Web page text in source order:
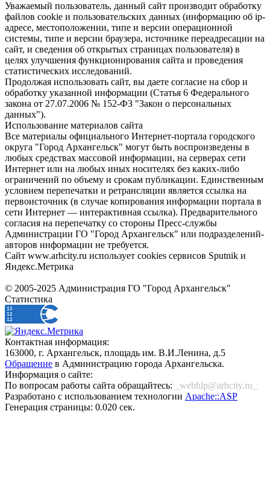
Уважаемый пользователь, данный сайт производит обработку
файлов cookie и пользовательских данных (информацию об ip-
адресе, местоположении, типе и версии операционной
системы, типе и версии браузера, источнике переадресации на
сайт, и сведения об открытых страницах пользователя) в
целях улучшения функционирования сайта и проведения
статистических исследований.
Продолжая использовать сайт, вы даете согласие на сбор и
обработку указанной информации (Статья 6 Федерального
закона от 27.07.2006 № 152-ФЗ "Закон о персональных
данных").
Использование материалов сайта
Все материалы официального Интернет-портала городского
округа "Город Архангельск" могут быть воспроизведены в
любых средствах массовой информации, на серверах сети
Интернет или на любых иных носителях без каких-либо
ограничений по объему и срокам публикации. Единственным
условием перепечатки и ретрансляции является ссылка на
первоисточник (в случае копирования информации портала в
сети Интернет — интерактивная ссылка). Предварительного
согласия на перепечатку со стороны Пресс-службы
Администрации ГО "Город Архангельск" или подразделений-
авторов информации не требуется.
Сайт www.arhcity.ru использует cookies сервисов Sputnik и
Яндекс.Метрика
© 2005-2025 Администрация ГО "Город Архангельск"
Статистика
Контактная информация:
163000, г. Архангельск, площадь им. В.И.Ленина, д.5
Обращение в Администрацию города Архангельска.
Информация о сайте:
По вопросам работы сайта обращайтесь:
_webhlp@arhcity.ru_
Разработано с использованием технологии Apache::ASP
Генерация страницы: 0.020 сек.